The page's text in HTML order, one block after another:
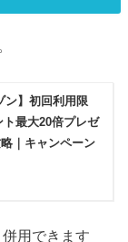
ン】初回利用限
最大20倍プレゼ
｜キャンペーン
用できます